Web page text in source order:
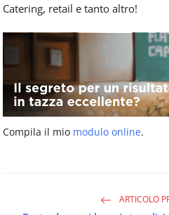
Catering, retail e tanto altro!
Compila il mio modulo online.
ARTICOLO